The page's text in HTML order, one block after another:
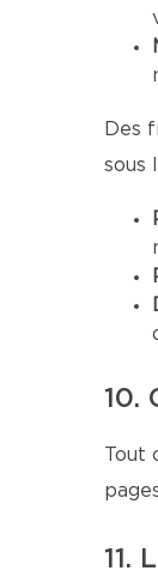
Des
sous
10.
Tout
11.